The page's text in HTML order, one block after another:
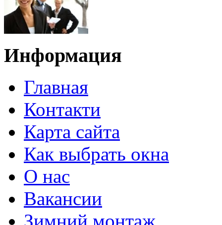
Информация
Главная
Контакти
Карта сайта
Как выбрать окна
О нас
Вакансии